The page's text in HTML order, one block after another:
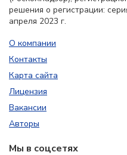
решения о регистрации:
апреля 2023 г.
О компании
Контакты
Карта сайта
Лицензия
Вакансии
Авторы
Мы в соцсетях